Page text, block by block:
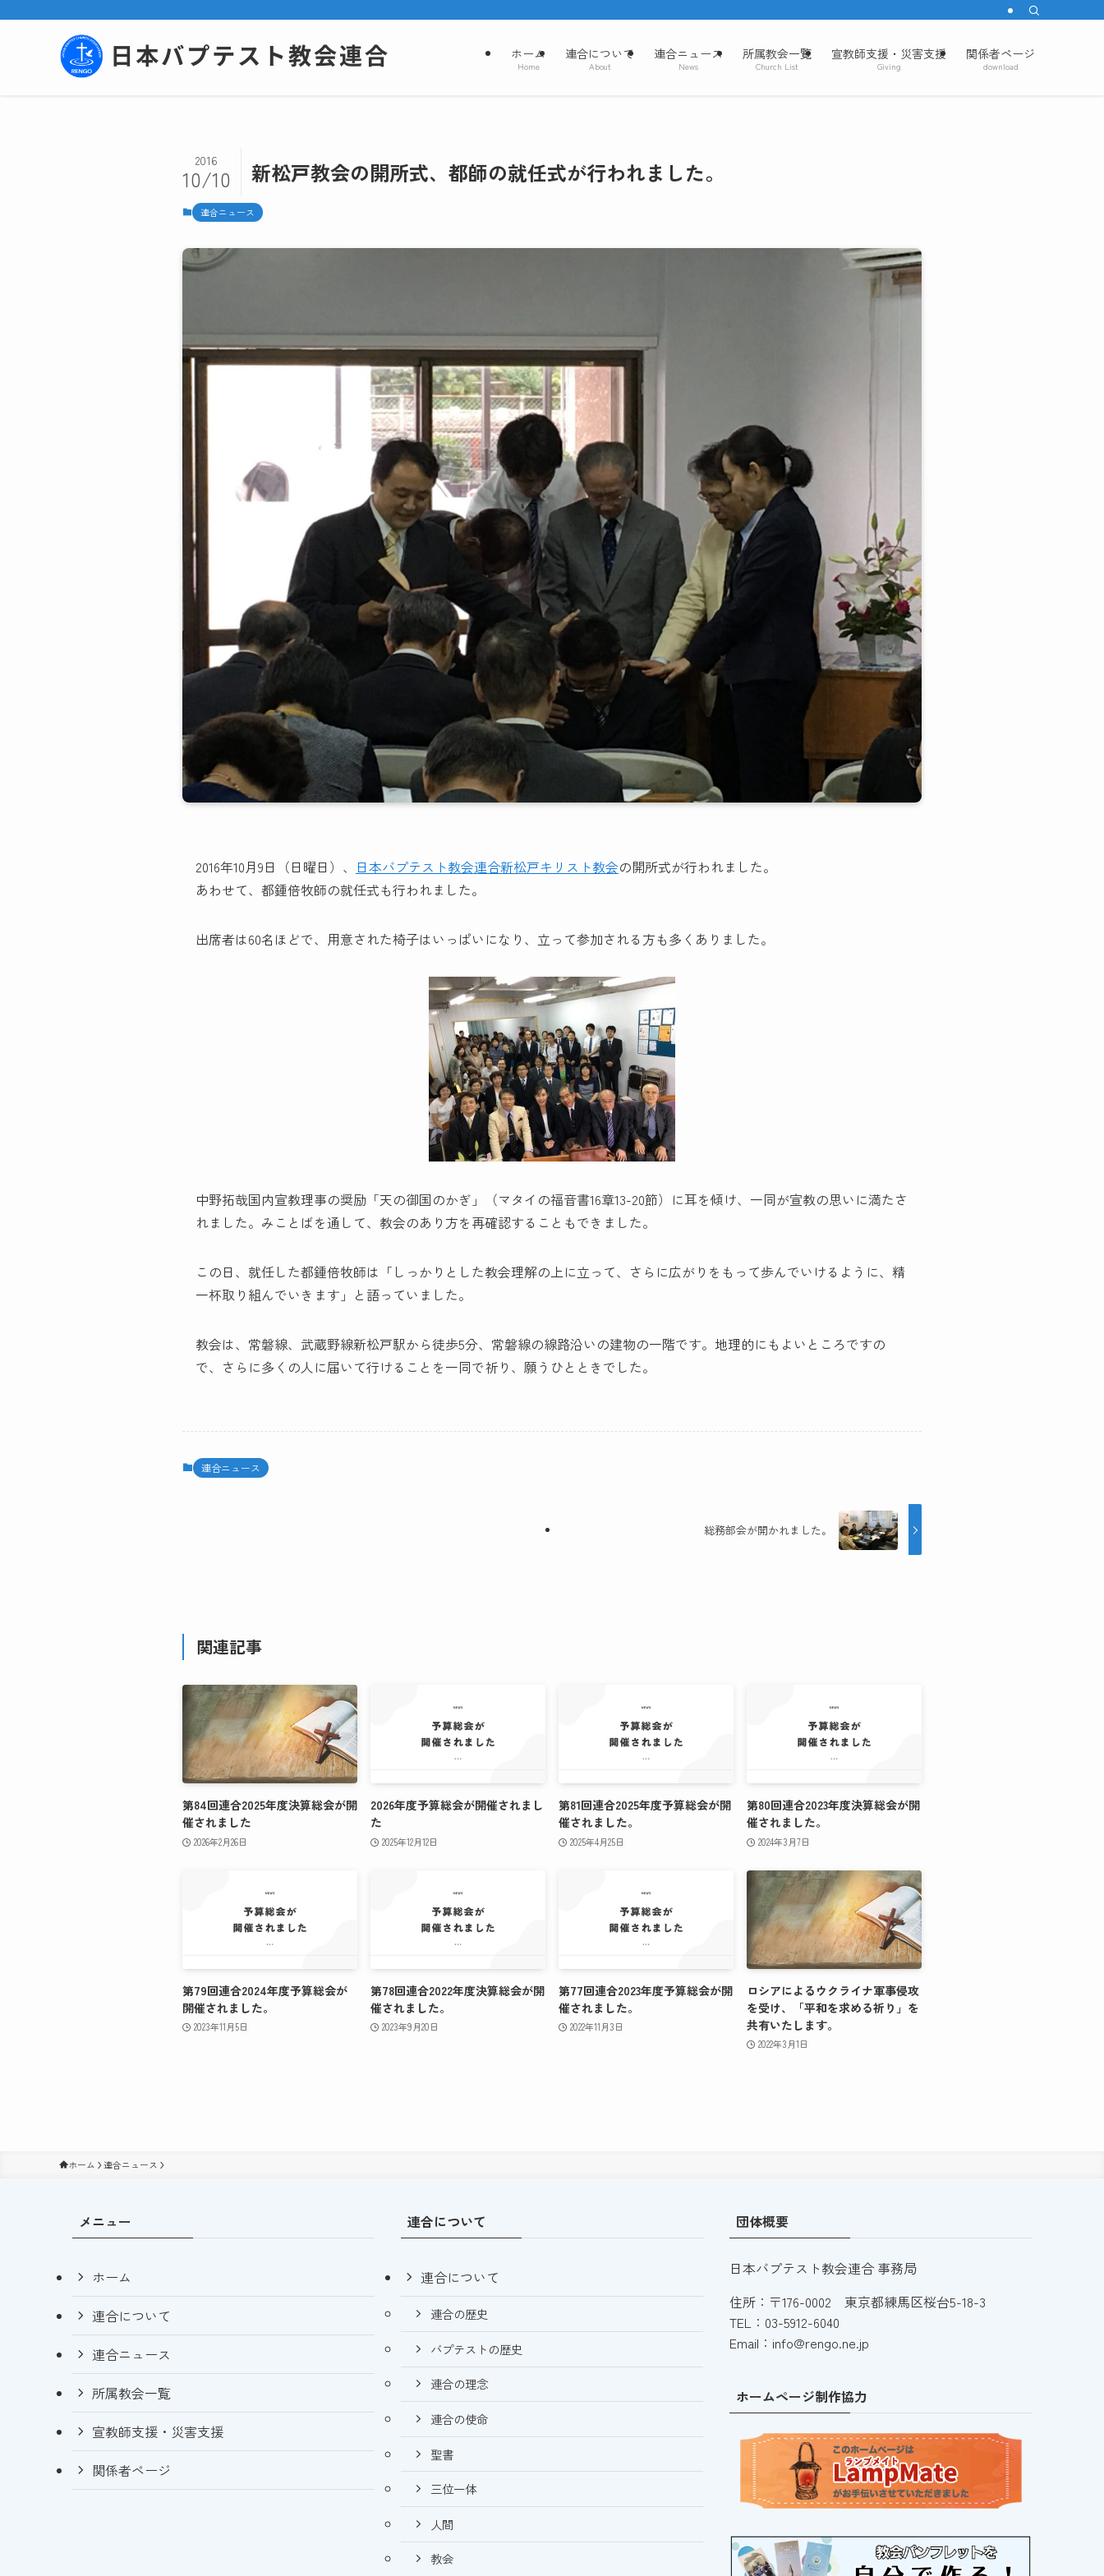
ホーム
Home
連合について
About
連合ニュース
News
所属教会一覧
Church List
宣教師支援・災害支援
Giving
関係者ページ
download
新松戸教会の開所式、都師の就任式が行われました。
2016
10/10
連合ニュース
2016年10月9日（日曜日）、 日本バプテスト教会連合新松戸キリスト教会の開所式が行われました。
あわせて、都鍾倍牧師の就任式も行われました。
出席者は60名ほどで、用意された椅子はいっぱいになり、立って参加される方も多くありました。
中野拓哉国内宣教理事の奨励「天の御国のかぎ」（マタイの福音書16章13-20節）に耳を傾け、一同が宣教の思いに満たさ
れました。みことばを通して、教会のあり方を再確認することもできました。
この日、就任した都鍾倍牧師は「しっかりとした教会理解の上に立って、さらに広がりをもって歩んでいけるように、精
一杯取り組んでいきます」と語っていました。
教会は、常磐線、武蔵野線新松戸駅から徒歩5分、常磐線の線路沿いの建物の一階です。地理的にもよいところですの
で、さらに多くの人に届いて行けることを一同で祈り、願うひとときでした。
連合ニュース
総務部会が開かれました。
関連記事
第84回連合2025年度決算総会が開
催されました
2026年2月26日
2026年度予算総会が開催されまし
た
2025年12月12日
第81回連合2025年度予算総会が開
催されました。
2025年4月25日
第80回連合2023年度決算総会が開
催されました。
2024年3月7日
第79回連合2024年度予算総会が
開催されました。
2023年11月5日
第78回連合2022年度決算総会が開
催されました。
2023年9月20日
第77回連合2023年度予算総会が開
催されました。
2022年11月3日
ロシアによるウクライナ軍事侵攻
を受け、「平和を求める祈り」を
共有いたします。
2022年3月1日
ホーム 連合ニュース
メニュー
ホーム
連合について
連合ニュース
所属教会一覧
宣教師支援・災害支援
関係者ページ
連合について
連合について
連合の歴史
バプテストの歴史
連合の理念
連合の使命
聖書
三位一体
人間
教会
団体概要
日本バプテスト教会連合 事務局
住所：〒176-0002 東京都練馬区桜台5-18-3
TEL：03-5912-6040
Email：info@rengo.ne.jp
ホームページ制作協力